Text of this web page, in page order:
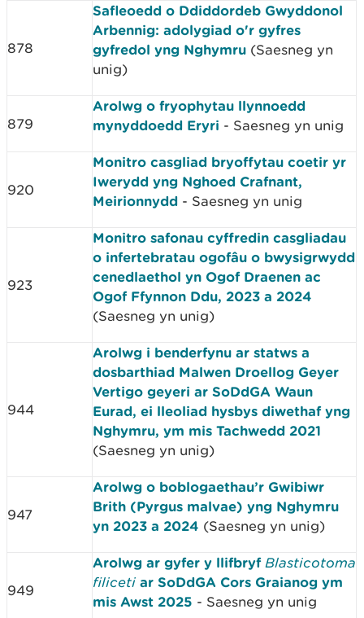
878
Safleoedd o Ddiddordeb Gwyddonol
Arbennig: adolygiad o'r gyfres
gyfredol yng Nghymru (Saesneg yn
unig)
879
Arolwg o fryophytau llynnoedd
mynyddoedd Eryri - Saesneg yn unig
920
Monitro casgliad bryoffytau coetir yr
Iwerydd yng Nghoed Crafnant,
Meirionnydd - Saesneg yn unig
923
Monitro safonau cyffredin casgliadau
o infertebratau ogofâu o bwysigrwydd
cenedlaethol yn Ogof Draenen ac
Ogof Ffynnon Ddu, 2023 a 2024
(Saesneg yn unig)
944
Arolwg i benderfynu ar statws a
dosbarthiad Malwen Droellog Geyer
Vertigo geyeri ar SoDdGA Waun
Eurad, ei lleoliad hysbys diwethaf yng
Nghymru, ym mis Tachwedd 2021
(Saesneg yn unig)
947
Arolwg o boblogaethau’r Gwibiwr
Brith (Pyrgus malvae) yng Nghymru
yn 2023 a 2024 (Saesneg yn unig)
949
Arolwg ar gyfer y llifbryf Blasticotoma
filiceti ar SoDdGA Cors Graianog ym
mis Awst 2025 - Saesneg yn unig